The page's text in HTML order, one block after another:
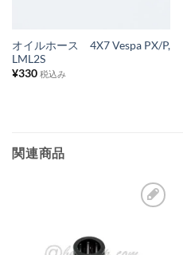
オイルホース 4X7 Vespa PX/P,
LML2S
¥330 税込み
関連商品